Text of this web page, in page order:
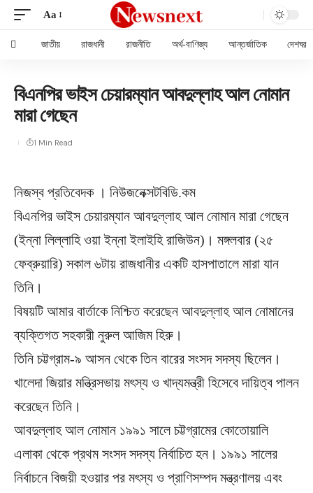
Aa
জাতীয় রাজধানী রাজনীতি অর্থ-বাণিজ্য আন্তর্জাতিক দেশঘর
বিএনপির ভাইস চেয়ারম্যান আবদুল্লাহ আল নোমান
মারা গেছেন
1 Min Read
নিজস্ব প্রতিবেদক । নিউজনেক্সটবিডি.কম
বিএনপির ভাইস চেয়ারম্যান আবদুল্লাহ আল নোমান মারা গেছেন
(ইন্না লিল্লাহি ওয়া ইন্না ইলাইহি রাজিউন)। মঙ্গলবার (২৫
ফেব্রুয়ারি) সকাল ৬টায় রাজধানীর একটি হাসপাতালে মারা যান
তিনি।
বিষয়টি আমার বার্তাকে নিশ্চিত করেছেন আবদুল্লাহ আল নোমানের
ব্যক্তিগত সহকারী নুরুল আজিম হিরু।
তিনি চট্টগ্রাম-৯ আসন থেকে তিন বারের সংসদ সদস্য ছিলেন।
খালেদা জিয়ার মন্ত্রিসভায় মৎস্য ও খাদ্যমন্ত্রী হিসেবে দায়িত্ব পালন
করেছেন তিনি।
আবদুল্লাহ আল নোমান ১৯৯১ সালে চট্টগ্রামের কোতোয়ালি
এলাকা থেকে প্রথম সংসদ সদস্য নির্বাচিত হন। ১৯৯১ সালের
নির্বাচনে বিজয়ী হওয়ার পর মৎস্য ও প্রাণিসম্পদ মন্ত্রণালয় এবং